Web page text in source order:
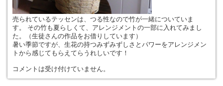
売られているテッセンは、つる性なので竹が一緒についていま
す。 その竹も夏らしくて、アレンジメントの一部に入れてみまし
た。（生徒さんの作品をお借りしています）
暑い季節ですが、生花の持つみずみずしさとパワーをアレンジメン
トから感じてもらえてらうれしいです！
コメントは受け付けていません。